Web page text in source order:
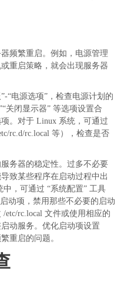
频繁重启。例如，电源管理
重启策略，就会出现服务器
“电源选项”，检查电源计划的
关闭显示器” 等选项设置合
。对于 Linux 系统，可通过
rc.d/rc.local 等），检查是否
务器的稳定性。过多不必要
致某些程序在启动过程中出
中，可通过 “系统配置” 工具
动项，禁用那些不必要的启动
rc.local 文件或使用相应的
动服务。优化启动项设置
重启的问题。